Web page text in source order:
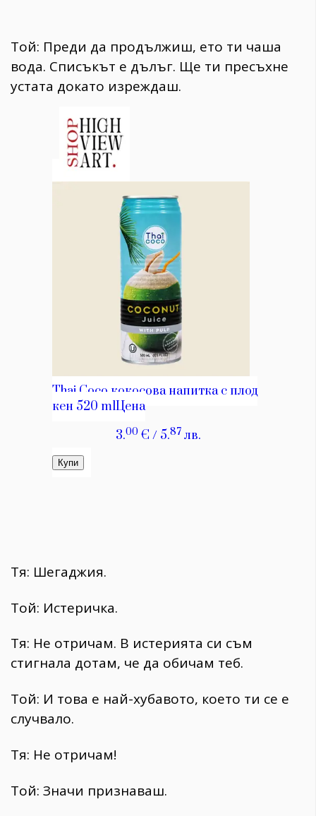
Той: Преди да продължиш, ето ти чаша
вода. Списъкът е дълъг. Ще ти пресъхне
устата докато изреждаш.
Тя: Шегаджия.
Той: Истеричка.
Тя: Не отричам. В истерията си съм
стигнала дотам, че да обичам теб.
Той: И това е най-хубавото, което ти се е
случвало.
Тя: Не отричам!
Той: Значи признаваш.